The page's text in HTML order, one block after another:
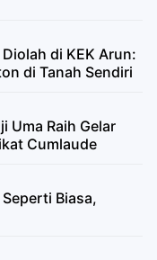
di KEK Arun:
di Tanah Sendiri
Uma Raih Gelar
Cumlaude
Biasa,